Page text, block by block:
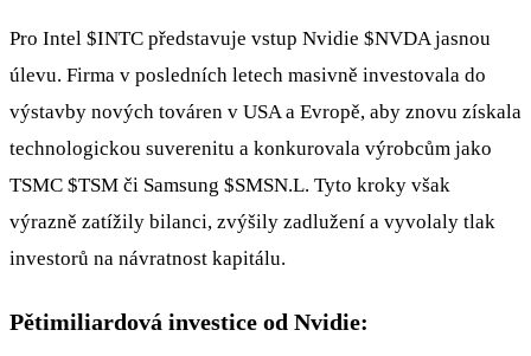
Pro Intel $INTC představuje vstup Nvidie $NVDA jasnou
úlevu. Firma v posledních letech masivně investovala do
výstavby nových továren v USA a Evropě, aby znovu získala
technologickou suverenitu a konkurovala výrobcům jako
TSMC $TSM či Samsung $SMSN.L. Tyto kroky však
výrazně zatížily bilanci, zvýšily zadlužení a vyvolaly tlak
investorů na návratnost kapitálu.
Pětimiliardová investice od Nvidie: